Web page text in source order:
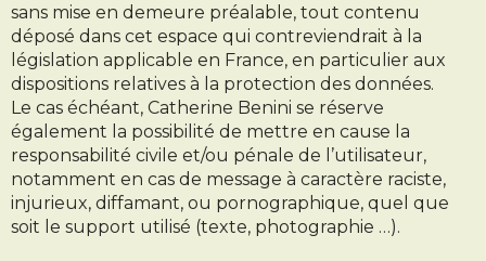
sans mise en demeure préalable, tout contenu
déposé dans cet espace qui contreviendrait à la
législation applicable en France, en particulier aux
dispositions relatives à la protection des données.
Le cas échéant, Catherine Benini se réserve
également la possibilité de mettre en cause la
responsabilité civile et/ou pénale de l’utilisateur,
notamment en cas de message à caractère raciste,
injurieux, diffamant, ou pornographique, quel que
soit le support utilisé (texte, photographie …).